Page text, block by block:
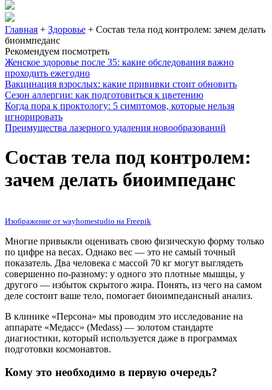
Главная + Здоровье + Состав тела под контролем: зачем делать
биоимпеданс
Рекомендуем посмотреть
Женское здоровье после 35: какие обследования важно
проходить ежегодно
Вакцинация взрослых: какие прививки стоит обновить
Сезон аллергии: как подготовиться к цветению
Когда пора к проктологу: 5 симптомов, которые нельзя
игнорировать
Преимущества лазерного удаления новообразований
Состав тела под контролем:
зачем делать биоимпеданс
Изображение от wayhomestudio на Freepik
Многие привыкли оценивать свою физическую форму только
по цифре на весах. Однако вес — это не самый точный
показатель. Два человека с массой 70 кг могут выглядеть
совершенно по-разному: у одного это плотные мышцы, у
другого — избыток скрытого жира. Понять, из чего на самом
деле состоит ваше тело, помогает биоимпедансный анализ.
В клинике «Персона» мы проводим это исследование на
аппарате «Медасс» (Medass) — золотом стандарте
диагностики, который используется даже в программах
подготовки космонавтов.
Кому это необходимо в первую очередь?